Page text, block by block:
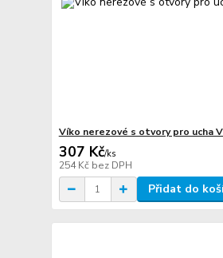
Víko nerezové s otvory pro ucha
307 Kč/ks
254 Kč bez DPH
Přidat do